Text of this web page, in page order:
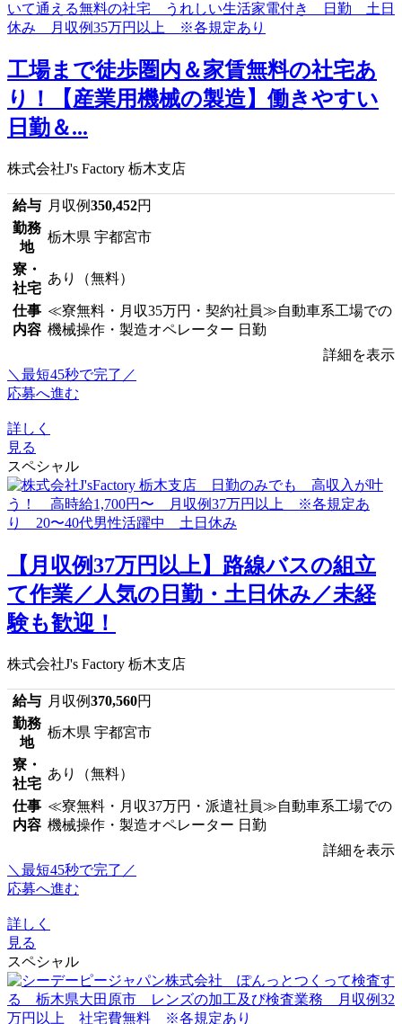
工場まで徒歩圏内＆家賃無料の社宅あ
り！【産業用機械の製造】働きやすい
日勤＆...
株式会社J's Factory 栃木支店
給与 月収例350,452円
勤務
地
栃木県 宇都宮市
寮・
社宅
あり（無料）
仕事
内容
≪寮無料・月収35万円・契約社員≫自動車系工場での
機械操作・製造オペレーター 日勤
詳細を表示
＼最短45秒で完了／
応募へ進む
詳しく
見る
スペシャル
【月収例37万円以上】路線バスの組立
て作業／人気の日勤・土日休み／未経
験も歓迎！
株式会社J's Factory 栃木支店
給与 月収例370,560円
勤務
地
栃木県 宇都宮市
寮・
社宅
あり（無料）
仕事
内容
≪寮無料・月収37万円・派遣社員≫自動車系工場での
機械操作・製造オペレーター 日勤
詳細を表示
＼最短45秒で完了／
応募へ進む
詳しく
見る
スペシャル